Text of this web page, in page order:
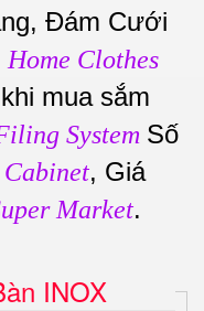
Đám Cưới
Home Clothes
mua sắm
System Số
Cabinet, Giá
Market.
INOX